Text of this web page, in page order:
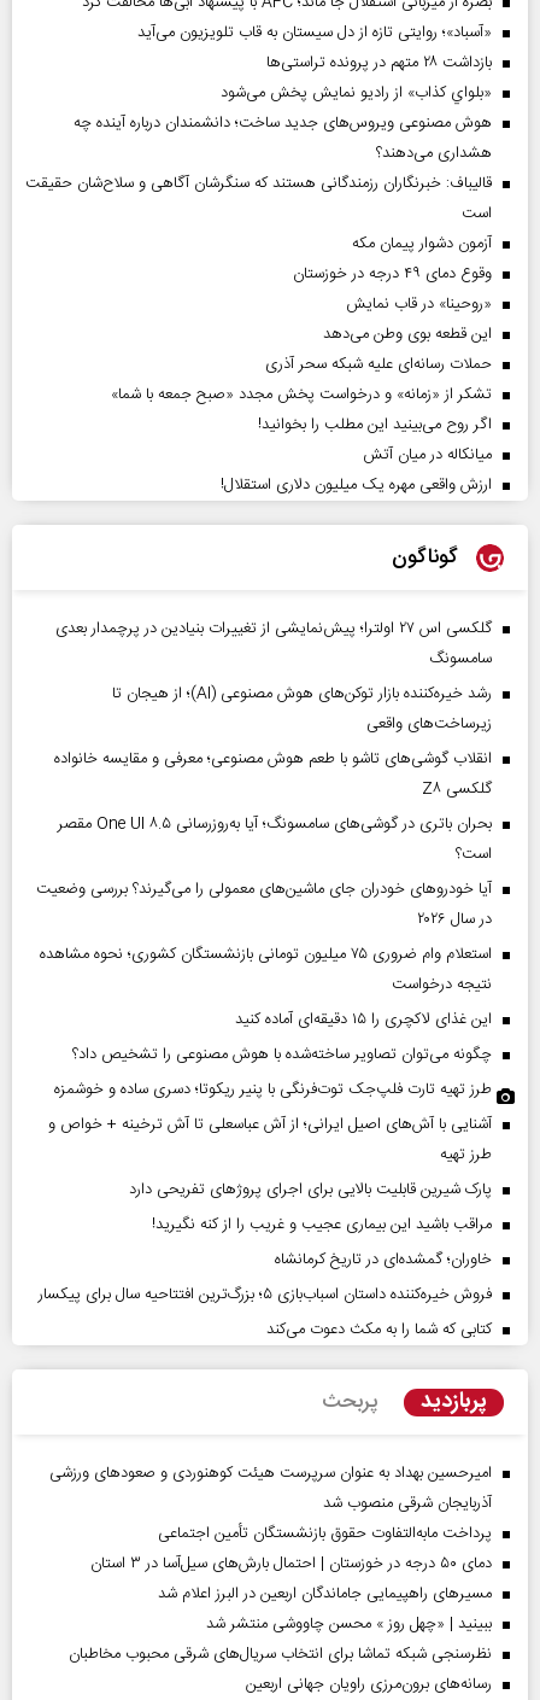
«آسباد»؛ روایتی تازه از دل سیستان به قاب تلویزیون می‌آید
بازداشت ۲۸ متهم در پرونده تراستی‌ها
«بلواي کذاب» از رادیو نمایش پخش می‌شود
هوش مصنوعی ویروس‌های جدید ساخت؛ دانشمندان درباره آینده چه
هشداری می‌دهند؟
قالیباف: خبرنگاران رزمندگانی هستند که سنگرشان آگاهی و سلاح‌شان حقیقت
است
آزمون دشوار پیمان مکه
وقوع دمای ۴۹ درجه در خوزستان
«روحینا» در قاب نمایش
این قطعه بوی وطن می‌دهد
حملات رسانه‌ای علیه شبکه سحر آذری
تشکر از «زمانه» و درخواست پخش مجدد «صبح جمعه با شما»
اگر روح می‌بینید این مطلب را بخوانید!
میانکاله در میان آتش
ارزش واقعی مهره یک میلیون دلاری استقلال!
گوناگون
گلکسی اس ۲۷ اولترا؛ پیش‌نمایشی از تغییرات بنیادین در پرچمدار بعدی
سامسونگ
رشد خیره‌کننده بازار توکن‌های هوش مصنوعی (AI)؛ از هیجان تا
زیرساخت‌های واقعی
انقلاب گوشی‌های تاشو‌ با طعم هوش مصنوعی؛ معرفی و مقایسه خانواده
گلکسی Z۸
بحران باتری در گوشی‌های سامسونگ؛ آیا به‌روزرسانی One UI ۸.۵ مقصر
است؟
آیا خودروهای خودران جای ماشین‌های معمولی را می‌گیرند؟ بررسی وضعیت
در سال ۲۰۲۶
استعلام وام ضروری ۷۵ میلیون تومانی بازنشستگان کشوری؛ نحوه مشاهده
نتیجه درخواست
این غذای لاکچری را ۱۵ دقیقه‌ای آماده کنید
چگونه می‌توان تصاویر ساخته‌شده با هوش مصنوعی را تشخیص داد؟
طرز تهیه تارت فلپ‌جک توت‌فرنگی با پنیر ریکوتا؛ دسری ساده و خوشمزه
آشنایی با آش‌های اصیل ایرانی؛ از آش عباسعلی تا آش ترخینه + خواص و
طرز تهیه
پارک شیرین قابلیت‌ بالایی برای اجرای پروژهای تفریحی دارد
مراقب باشید این بیماری عجیب و غریب را از کنه نگیرید!
خاوران؛ گمشده‌ای در تاریخ کرمانشاه
فروش خیره‌کننده داستان اسباب‌بازی ۵؛ بزرگ‌ترین افتتاحیه سال برای پیکسار
کتابی که شما را به مکث دعوت می‌کند
پربازدید پربحث
امیرحسین بهداد به عنوان سرپرست هیئت کوهنوردی و صعودهای ورزشی
آذربایجان شرقی منصوب شد
پرداخت مابه‌التفاوت حقوق بازنشستگان تأمین اجتماعی
دمای ۵۰ درجه در خوزستان | احتمال بارش‌های سیل‌آسا در ۳ استان
مسیر‌های راهپیمایی جاماندگان اربعین در البرز اعلام شد
ببینید | «چهل روز » محسن چاووشی منتشر شد
نظرسنجی شبکه تماشا برای انتخاب سریال‌های شرقی محبوب مخاطبان
رسانه‌های برون‌مرزی راویان جهانی اربعین